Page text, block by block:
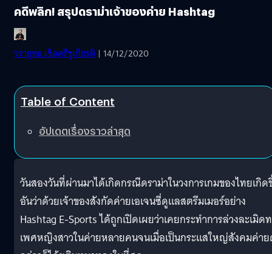
คดีพลิก! สรุปดราม่าเจ้าของค่าย Hashtag
วรายุทธ เชิดศรีชูเกียรติ | 14/12/2020
Table of Content
อัปเดตเรื่องราวล่าสุด
วันสองวันที่ผ่านมาได้เกิดกรณีดราม่าในวงการเกมของไทยเกิ
อันว่าด้วยเจ้าของสังกัดค่ายเอเจนซี่ดูแลสตรีมเมอร์อย่าง
Hashtag E-Sports ได้ถูกเปิดเผยว่าเคยกระทำการล่วงละเมิด
เพศหญิงสาวในค่ายหลายคนจนเมื่อเป็นกระแสใหญ่สังคมค่า